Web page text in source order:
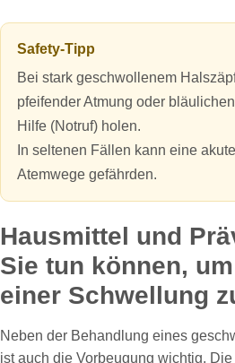
Safety‑Tipp
Bei stark geschwollenem
pfeifender Atmung oder
Hilfe (Notruf) holen.
In seltenen Fällen kann eine
Atemwege gefährden.
Hausmittel und
Sie tun können,
einer Schwellung
Neben der Behandlung eines
ist auch die Vorbeugung wichtig.